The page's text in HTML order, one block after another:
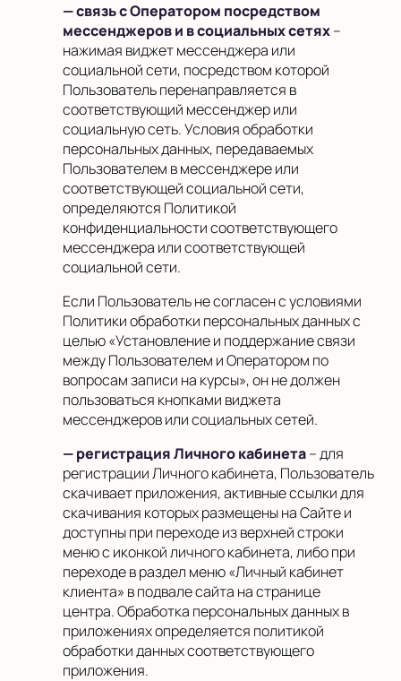
— связь с Оператором посредством
мессенджеров и в социальных сетях–
нажимая виджет мессенджера или
социальной сети, посредством которой
Пользователь перенаправляется в
соответствующий мессенджер или
социальную сеть. Условия обработки
персональных данных, передаваемых
Пользователем в мессенджере или
соответствующей социальной сети,
определяются Политикой
конфиденциальности соответствующего
мессенджера или соответствующей
социальной сети.
Если Пользователь не согласен с условиями
Политики обработки персональных данных с
целью «Установление и поддержание связи
между Пользователем и Оператором по
вопросам записи на курсы», он не должен
пользоваться кнопками виджета
мессенджеров или социальных сетей.
— регистрация Личного кабинета– для
регистрации Личного кабинета, Пользователь
скачивает приложения, активные ссылки для
скачивания которых размещены на Сайте и
доступны при переходе из верхней строки
меню с иконкой личного кабинета, либо при
переходе в раздел меню «Личный кабинет
клиента» в подвале сайта на странице
центра. Обработка персональных данных в
приложениях определяется политикой
обработки данных соответствующего
приложения.